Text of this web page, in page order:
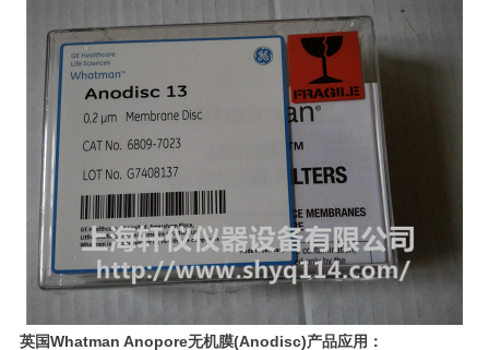
英国Whatman Anopore无机膜(Anodisc)产品应用：